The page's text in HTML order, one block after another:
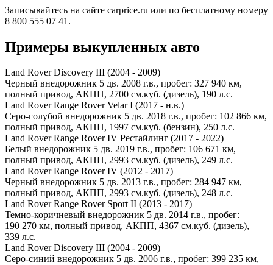
Записывайтесь на сайте carprice.ru или по бесплатному номеру
8 800 555 07 41.
Примеры выкупленных авто
Land Rover Discovery III (2004 - 2009)
Черный внедорожник 5 дв. 2008 г.в., пробег: 327 940 км,
полный привод, АКПП, 2700 см.куб. (дизель), 190 л.с.
Land Rover Range Rover Velar I (2017 - н.в.)
Серо-голубой внедорожник 5 дв. 2018 г.в., пробег: 102 866 км,
полный привод, АКПП, 1997 см.куб. (бензин), 250 л.с.
Land Rover Range Rover IV Рестайлинг (2017 - 2022)
Белый внедорожник 5 дв. 2019 г.в., пробег: 106 671 км,
полный привод, АКПП, 2993 см.куб. (дизель), 249 л.с.
Land Rover Range Rover IV (2012 - 2017)
Черный внедорожник 5 дв. 2013 г.в., пробег: 284 947 км,
полный привод, АКПП, 2993 см.куб. (дизель), 248 л.с.
Land Rover Range Rover Sport II (2013 - 2017)
Темно-коричневый внедорожник 5 дв. 2014 г.в., пробег:
190 270 км, полный привод, АКПП, 4367 см.куб. (дизель),
339 л.с.
Land Rover Discovery III (2004 - 2009)
Серо-синий внедорожник 5 дв. 2006 г.в., пробег: 399 235 км,